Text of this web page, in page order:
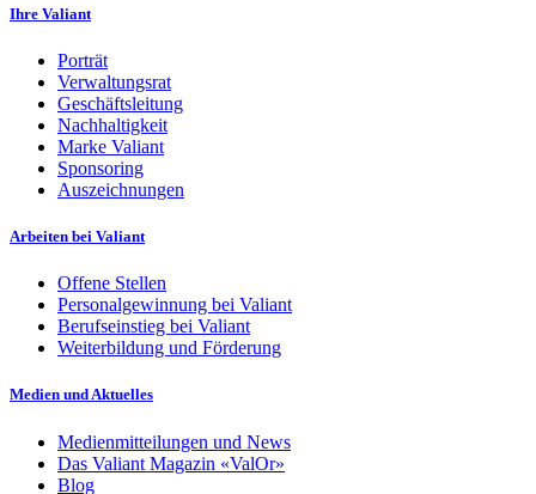
Ihre Valiant
Porträt
Verwaltungsrat
Geschäftsleitung
Nachhaltigkeit
Marke Valiant
Sponsoring
Auszeichnungen
Arbeiten bei Valiant
Offene Stellen
Personalgewinnung bei Valiant
Berufseinstieg bei Valiant
Weiterbildung und Förderung
Medien und Aktuelles
Medienmitteilungen und News
Das Valiant Magazin «ValOr»
Blog